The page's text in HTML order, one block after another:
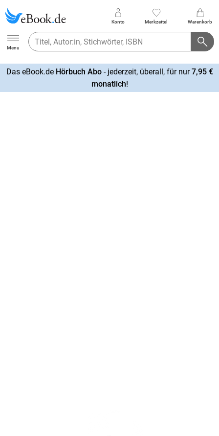
Ebook.de
Menu
Konto Merkzettel Warenkorb
Das eBook.de Hörbuch Abo- jederzeit, überall, für nur7,95 €
monatlich!